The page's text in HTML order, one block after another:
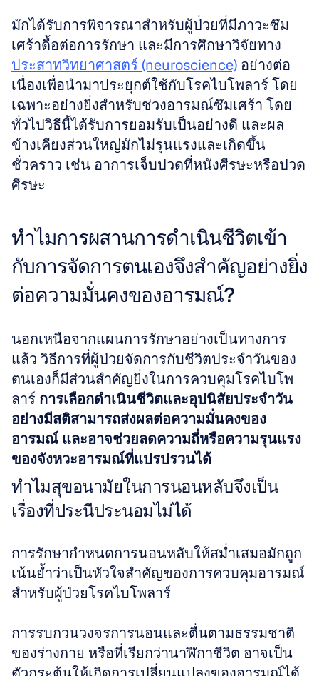
มักได้รับการพิจารณาสำหรับผู้ป่่วยที่มีภาวะซึม
ประสาทวิทยาศาสตร์ (neuroscience) อย่างต่อ
เนื่องเพื่อนำมาประยุกต์ใช้กับโรคไบโพลาร์ โดย
เฉพาะอย่างยิ่งสำหรับช่วงอารมณ์ซึมเศร้า โดย
ทั่วไปวิธีนี้ได้รับการยอมรับเป็นอย่างดี และผล
ข้างเคียงส่วนใหญ่มักไม่รุนแรงและเกิดขึ้น
ชั่วคราว เช่น อาการเจ็บปวดที่หนังศีรษะหรือปวด
ศีรษะ
ทำไมการผสานการดำเนินชีวิตเข้า
กับการจัดการตนเองจึงสำคัญอย่างยิ่ง
ต่อความมั่นคงของอารมณ์?
นอกเหนือจากแผนการรักษาอย่างเป็นทางการ
แล้ว วิธีการที่ผู้ป่วยจัดการกับชีวิตประจำวันของ
ตนเองก็มีส่วนสำคัญยิ่งในการควบคุมโรคไบโพ
ลาร์ การเลือกดำเนินชีวิตและอุปนิสัยประจำวัน
อย่างมีสติสามารถส่งผลต่อความมั่นคงของ
อารมณ์ และอาจช่วยลดความถี่หรือความรุนแรง
ของจังหวะอารมณ์ที่แปรปรวนได้
ทำไมสุขอนามัยในการนอนหลับจึงเป็น
เรื่องที่ประนีประนอมไม่ได้
การรักษากำหนดการนอนหลับให้สม่ำเสมอมักถูก
เน้นย้ำว่าเป็นหัวใจสำคัญของการควบคุมอารมณ์
สำหรับผู้ป่วยโรคไบโพลาร์
การรบกวนวงจรการนอนและตื่นตามธรรมชาติ
ของร่างกาย หรือที่เรียกว่านาฬิกาชีวิต อาจเป็น